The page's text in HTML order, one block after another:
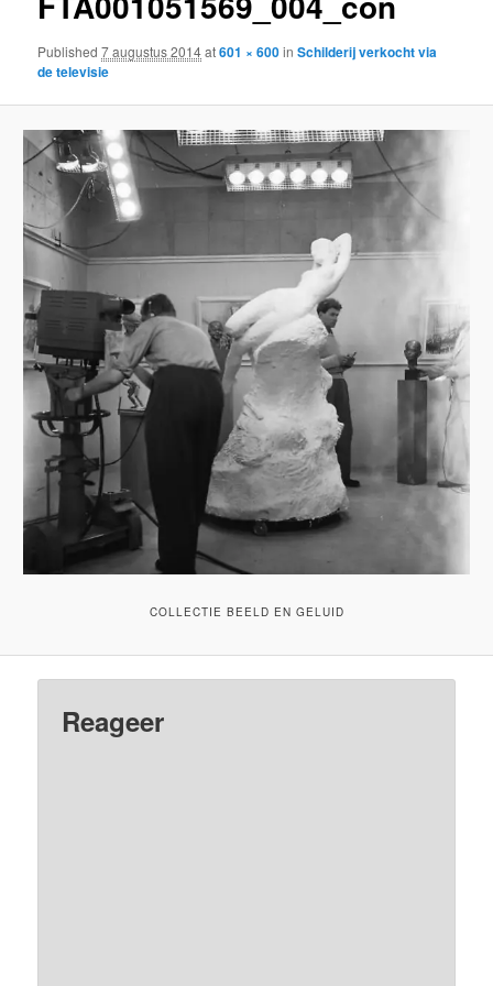
Published7 augustus 2014at601 × 600inSchilderij verkocht via
de televisie
COLLECTIE BEELD EN GELUID
Reageer